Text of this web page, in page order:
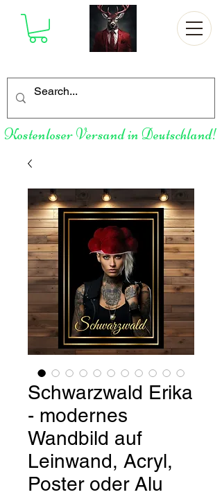
Kostenloser Versand in Deutschland!
Schwarzwald Erika
- modernes
Wandbild auf
Leinwand, Acryl,
Poster oder Alu